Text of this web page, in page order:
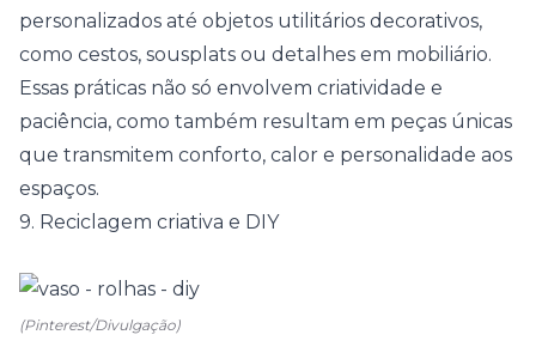
personalizados até objetos utilitários decorativos,
como cestos, sousplats ou detalhes em mobiliário.
Essas práticas não só envolvem criatividade e
paciência, como também resultam em peças únicas
que transmitem conforto, calor e personalidade aos
espaços.
9. Reciclagem criativa e DIY
(Pinterest/Divulgação)